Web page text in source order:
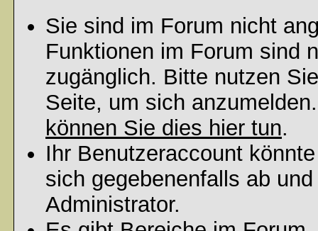
Sie sind im Forum nicht
Funktionen im Forum sind
zugänglich. Bitte nutzen
Seite, um sich
können Sie dies hier tun.
Ihr Benutzeraccount
sich gegebenenfalls ab
Administrator.